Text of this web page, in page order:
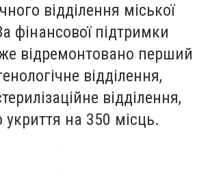
відділення міської
фінансової підтримки
відремонтовано перший
відділення,
відділення,
на 350 місць.